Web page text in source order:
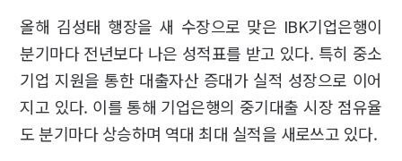
올해 김성태 행장을 새 수장으로 맞은 IBK기업은행이
분기마다 전년보다 나은 성적표를 받고 있다. 특히 중소
기업 지원을 통한 대출자산 증대가 실적 성장으로 이어
지고 있다. 이를 통해 기업은행의 중기대출 시장 점유율
도 분기마다 상승하며 역대 최대 실적을 새로쓰고 있다.